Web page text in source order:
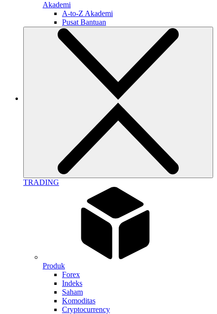
Akademi
A-to-Z Akademi
Pusat Bantuan
TRADING
Produk
Forex
Indeks
Saham
Komoditas
Cryptocurrency